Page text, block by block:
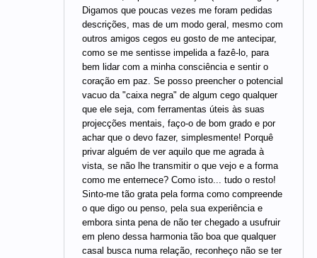
Digamos que poucas vezes me foram pedidas
descrições, mas de um modo geral, mesmo com
outros amigos cegos eu gosto de me antecipar,
como se me sentisse impelida a fazê-lo, para
bem lidar com a minha consciência e sentir o
coração em paz. Se posso preencher o potencial
vacuo da "caixa negra" de algum cego qualquer
que ele seja, com ferramentas úteis às suas
projecções mentais, faço-o de bom grado e por
achar que o devo fazer, simplesmente! Porquê
privar alguém de ver aquilo que me agrada à
vista, se não lhe transmitir o que vejo e a forma
como me enternece? Como isto... tudo o resto!
Sinto-me tão grata pela forma como compreende
o que digo ou penso, pela sua experiência e
embora sinta pena de não ter chegado a usufruir
em pleno dessa harmonia tão boa que qualquer
casal busca numa relação, reconheço não se ter